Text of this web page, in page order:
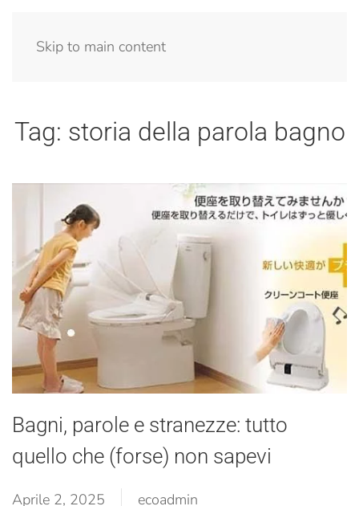
Skip to main content
Tag: storia della parola bagno
Bagni, parole e stranezze: tutto
quello che (forse) non sapevi
Aprile 2, 2025
ecoadmin